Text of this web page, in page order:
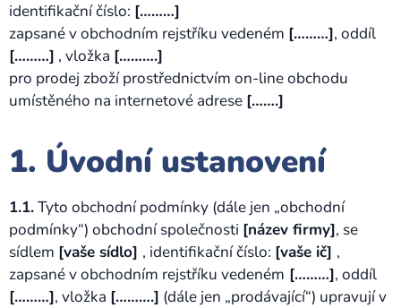
identifikační číslo: [………]
zapsané v obchodním rejstříku vedeném [………], oddíl
[………] , vložka [……….]
pro prodej zboží prostřednictvím on-line obchodu
umístěného na internetové adrese […….]
1. Úvodní ustanovení
1.1.Tyto obchodní podmínky (dále jen „obchodní
podmínky“) obchodní společnosti [název firmy], se
sídlem [vaše sídlo] , identifikační číslo: [vaše ič] ,
zapsané v obchodním rejstříku vedeném [………], oddíl
[………], vložka [……….] (dále jen „prodávající“) upravují v